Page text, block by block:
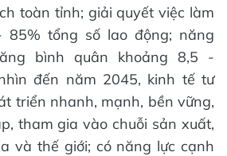
toàn tỉnh; giải quyết việc làm
85% tổng số lao động; năng
bình quân khoảng 8,5 -
đến năm 2045, kinh tế tư
triển nhanh, mạnh, bền vững,
tham gia vào chuỗi sản xuất,
và thế giới; có năng lực cạnh